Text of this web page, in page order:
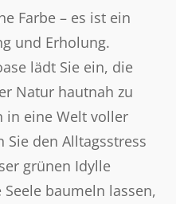
Farbe – es ist ein
und Erholung.
lädt Sie ein, die
Natur hautnah zu
in eine Welt voller
den Alltagsstress
grünen Idylle
baumeln lassen,